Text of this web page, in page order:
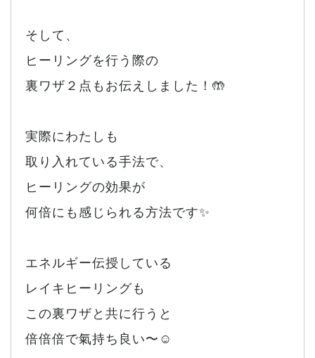
そして、
ヒーリングを行う際の
裏ワザ２点もお伝えしました！🤲
実際にわたしも
取り入れている手法で、
ヒーリングの効果が
何倍にも感じられる方法です✨
エネルギー伝授している
レイキヒーリングも
この裏ワザと共に行うと
倍倍倍で氣持ち良い〜☺️